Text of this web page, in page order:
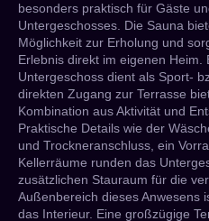
besonders praktisch für Gäste
Untergeschosses. Die Sauna
Möglichkeit zur Erholung und
Erlebnis direkt im eigenen Heim.
Untergeschoss dient als Sport-
direkten Zugang zur Terrasse
Kombination aus Aktivität und
Praktische Details wie der
und Trockneranschluss, ein
Kellerräume runden das
zusätzlichen Stauraum für die
Außenbereich dieses Anwesens
das Interieur. Eine großzügige